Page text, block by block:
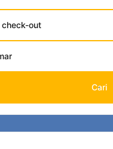
check-out
Cari